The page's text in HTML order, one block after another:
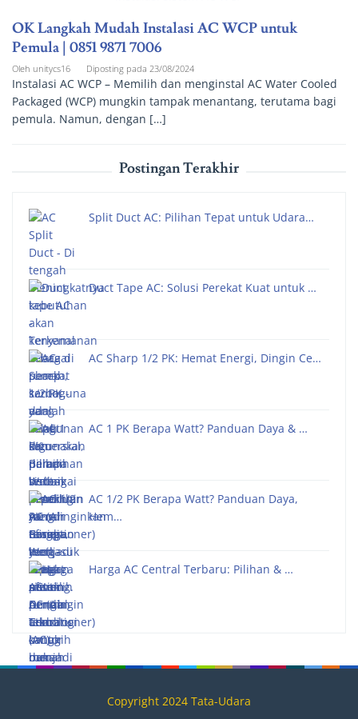
OK Langkah Mudah Instalasi AC WCP untuk
Pemula | 0851 9871 7006
Oleh unitycs16 Diposting pada 23/08/2024
Instalasi AC WCP – Memilih dan menginstal AC Water Cooled
Packaged (WCP) mungkin tampak menantang, terutama bagi
pemula. Namun, dengan […]
Postingan Terakhir
Split Duct AC: Pilihan Tepat untuk Udara…
Duct Tape AC: Solusi Perekat Kuat untuk …
AC Sharp 1/2 PK: Hemat Energi, Dingin Ce…
AC 1 PK Berapa Watt? Panduan Daya & …
AC 1/2 PK Berapa Watt? Panduan Daya,
Hem…
Harga AC Central Terbaru: Pilihan & …
Copyright 2024 Tata-Udara